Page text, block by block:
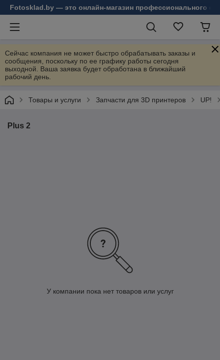
Fotosklad.by — это онлайн-магазин профессионального
Сейчас компания не может быстро обрабатывать заказы и
сообщения, поскольку по ее графику работы сегодня
выходной. Ваша заявка будет обработана в ближайший
рабочий день.
Товары и услуги Запчасти для 3D принтеров UP!
Plus 2
У компании пока нет товаров или услуг